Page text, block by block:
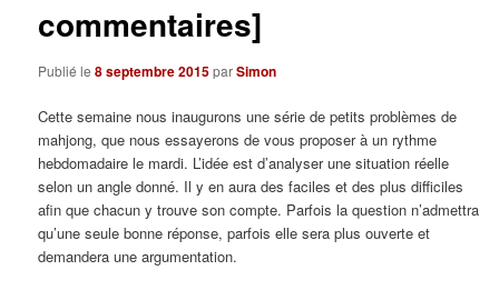
commentaires]
Publié le8 septembre 2015parSimon
Cette semaine nous inaugurons une série de petits problèmes de
mahjong, que nous essayerons de vous proposer à un rythme
hebdomadaire le mardi. L’idée est d’analyser une situation réelle
selon un angle donné. Il y en aura des faciles et des plus difficiles
afin que chacun y trouve son compte. Parfois la question n’admettra
qu’une seule bonne réponse, parfois elle sera plus ouverte et
demandera une argumentation.